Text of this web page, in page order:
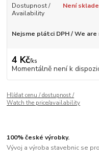
Dostupnost /
Availability
Není
Nejsme plátci DPH / We
4 Kč/ks
Momentálně není k
Hlídat cenu / dostupnost /
Watch the price/availability
100% české výrobky.
Vývoj a výroba stavebnic se